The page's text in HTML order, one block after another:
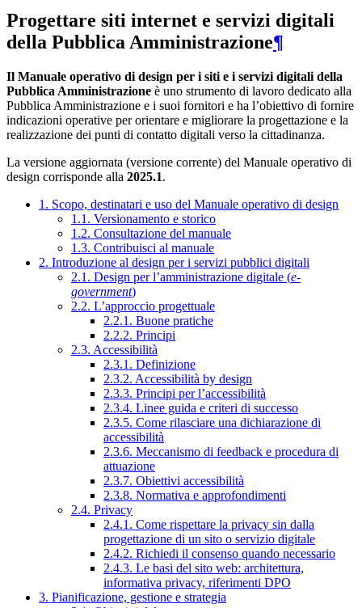
Progettare siti internet e servizi digitali
della Pubblica Amministrazione¶
Il Manuale operativo di design per i siti e i servizi digitali della
Pubblica Amministrazione è uno strumento di lavoro dedicato alla
Pubblica Amministrazione e i suoi fornitori e ha l’obiettivo di fornire
indicazioni operative per orientare e migliorare la progettazione e la
realizzazione dei punti di contatto digitali verso la cittadinanza.
La versione aggiornata (versione corrente) del Manuale operativo di
design corrisponde alla 2025.1.
1. Scopo, destinatari e uso del Manuale operativo di design
1.1. Versionamento e storico
1.2. Consultazione del manuale
1.3. Contribuisci al manuale
2. Introduzione al design per i servizi pubblici digitali
2.1. Design per l’amministrazione digitale (e-
government)
2.2. L’approccio progettuale
2.2.1. Buone pratiche
2.2.2. Principi
2.3. Accessibilità
2.3.1. Definizione
2.3.2. Accessibilità by design
2.3.3. Principi per l’accessibilità
2.3.4. Linee guida e criteri di successo
2.3.5. Come rilasciare una dichiarazione di
accessibilità
2.3.6. Meccanismo di feedback e procedura di
attuazione
2.3.7. Obiettivi accessibilità
2.3.8. Normativa e approfondimenti
2.4. Privacy
2.4.1. Come rispettare la privacy sin dalla
progettazione di un sito o servizio digitale
2.4.2. Richiedi il consenso quando necessario
2.4.3. Le basi del sito web: architettura,
informativa privacy, riferimenti DPO
3. Pianificazione, gestione e strategia